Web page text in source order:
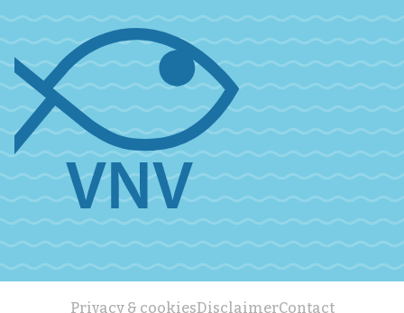
Privacy & cookiesDisclaimerContact